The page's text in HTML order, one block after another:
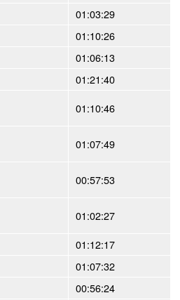
01:03:29
01:10:26
01:06:13
01:21:40
01:10:46
01:07:49
00:57:53
01:02:27
01:12:17
01:07:32
00:56:24